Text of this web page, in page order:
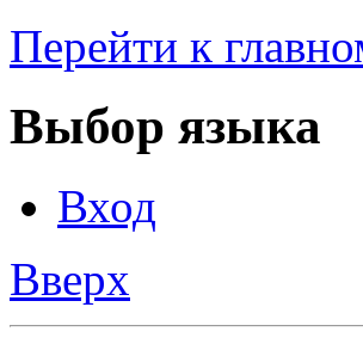
Перейти к
Выбор языка
Вход
Вверх